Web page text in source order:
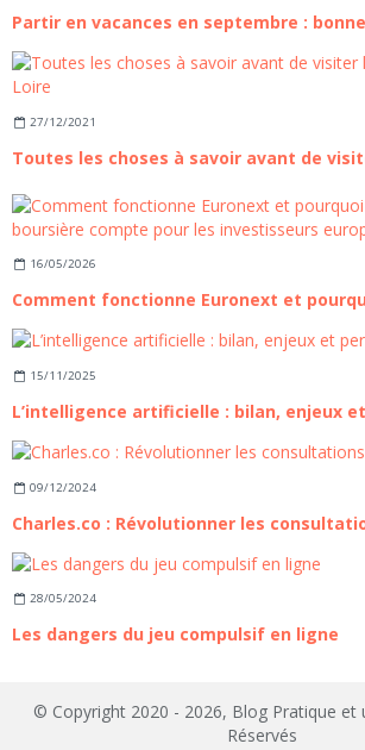
27/12/2021
16/05/2026
15/11/2025
L’intelligence artificielle : bilan, enjeux
09/12/2024
Charles.co : Révolutionner les
28/05/2024
Les dangers du jeu compulsif en ligne
© Copyright 2020 - 2026, Blog Pratique et
Réservés